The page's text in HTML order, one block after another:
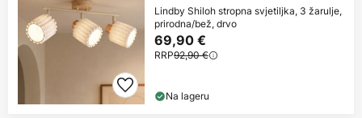
Lindby Shiloh stropna svjetiljka, 3 žarulje,
prirodna/bež, drvo
69,90 €
RRP92,90 €
Na lageru